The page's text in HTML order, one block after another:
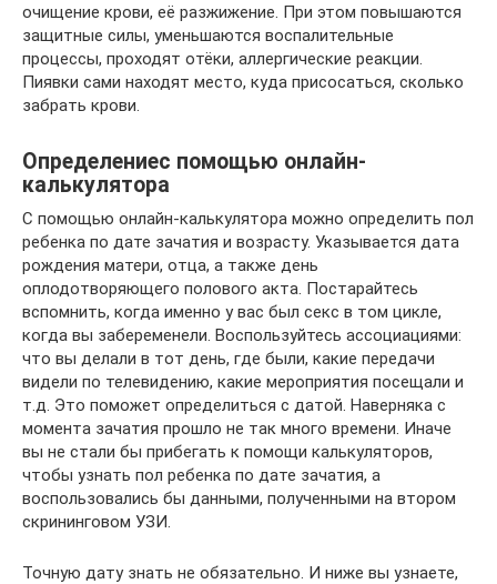
очищение крови, её разжижение. При этом повышаются
защитные силы, уменьшаются воспалительные
процессы, проходят отёки, аллергические реакции.
Пиявки сами находят место, куда присосаться, сколько
забрать крови.
Определениес помощью онлайн-
калькулятора
С помощью онлайн-калькулятора можно определить пол
ребенка по дате зачатия и возрасту. Указывается дата
рождения матери, отца, а также день
оплодотворяющего полового акта. Постарайтесь
вспомнить, когда именно у вас был секс в том цикле,
когда вы забеременели. Воспользуйтесь ассоциациями:
что вы делали в тот день, где были, какие передачи
видели по телевидению, какие мероприятия посещали и
т.д. Это поможет определиться с датой. Наверняка с
момента зачатия прошло не так много времени. Иначе
вы не стали бы прибегать к помощи калькуляторов,
чтобы узнать пол ребенка по дате зачатия, а
воспользовались бы данными, полученными на втором
скрининговом УЗИ.
Точную дату знать не обязательно. И ниже вы узнаете,